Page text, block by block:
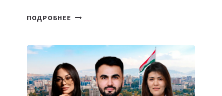
ПОДРОБНЕЕ СТАЛИ
ВНЕШНЕГО
ВИДА
НОВОГО
УСТРОЙСТВА